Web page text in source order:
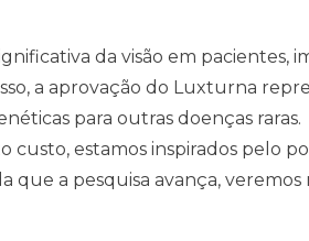
da visão em pacientes,
a aprovação do Luxturna
para outras doenças raras.
custo, estamos inspirados pelo
que a pesquisa avança, veremos